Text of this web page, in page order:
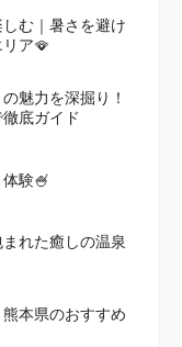
む｜暑さを避け
ア🪭
魅力を深掘り！
底ガイド
験🍧
れた癒しの温泉
本県のおすすめ